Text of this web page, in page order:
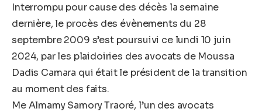
Interrompu pour cause des décès la semaine
dernière, le procès des évènements du 28
septembre 2009 s’est poursuivi ce lundi 10 juin
2024, par les plaidoiries des avocats de Moussa
Dadis Camara qui était le président de la transition
au moment des faits.
Me Almamy Samory Traoré, l’un des avocats